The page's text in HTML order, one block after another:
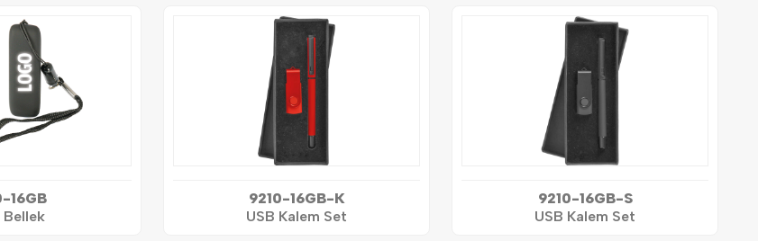
16GB
Bellek
9210-16GB-K
USB Kalem Set
9210-16GB-S
USB Kalem Set